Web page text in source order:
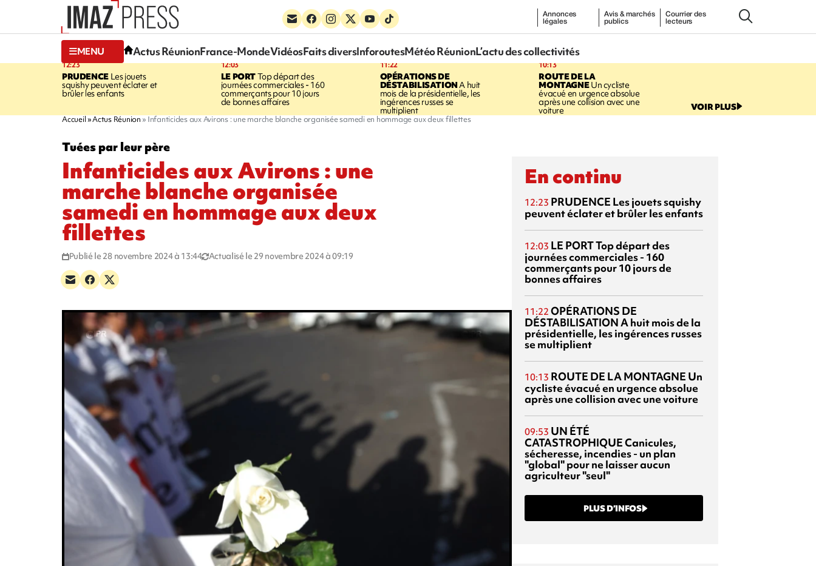
Annonces
légales
Avis & marchés
publics
Courrier des
lecteurs
MENU Actus RéunionFrance-MondeVidéosFaits diversInforoutesMétéo RéunionL’actu des collectivités
12:23
PRUDENCELes jouets
squishy peuvent éclater et
brûler les enfants
12:03
LE PORTTop départ des
journées commerciales - 160
commerçants pour 10 jours
de bonnes affaires
11:22
OPÉRATIONS DE
DÉSTABILISATIONA huit
mois de la présidentielle, les
ingérences russes se
multiplient
10:13
ROUTE DE LA
MONTAGNEUn cycliste
évacué en urgence absolue
après une collision avec une
voiture VOIR PLUS
Accueil Actus Réunion Infanticides aux Avirons : une marche blanche organisée samedi en hommage aux deux fillettes
Tuées par leur père
Infanticides aux Avirons : une
marche blanche organisée
samedi en hommage aux deux
fillettes
Publié le 28 novembre 2024 à 13:44 Actualisé le 29 novembre 2024 à 09:19
En continu
12:23 PRUDENCE Les jouets squishy
peuvent éclater et brûler les enfants
12:03 LE PORTTop départ des
journées commerciales - 160
commerçants pour 10 jours de
bonnes affaires
11:22 OPÉRATIONS DE
DÉSTABILISATIONA huit mois de la
présidentielle, les ingérences russes
se multiplient
10:13 ROUTE DE LA MONTAGNE Un
cycliste évacué en urgence absolue
après une collision avec une voiture
09:53 UN ÉTÉ
CATASTROPHIQUECanicules,
sécheresse, incendies - un plan
"global" pour ne laisser aucun
agriculteur "seul"
PLUS D’INFOS